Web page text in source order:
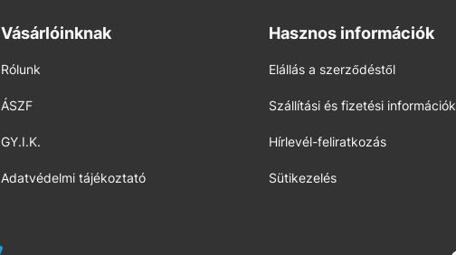
Vásárlóinknak
Rólunk
ÁSZF
GY.I.K.
Adatvédelmi tájékoztató
Hasznos információk
Elállás a szerződéstől
Szállítási és fizetési információk
Hírlevél-feliratkozás
Sütikezelés